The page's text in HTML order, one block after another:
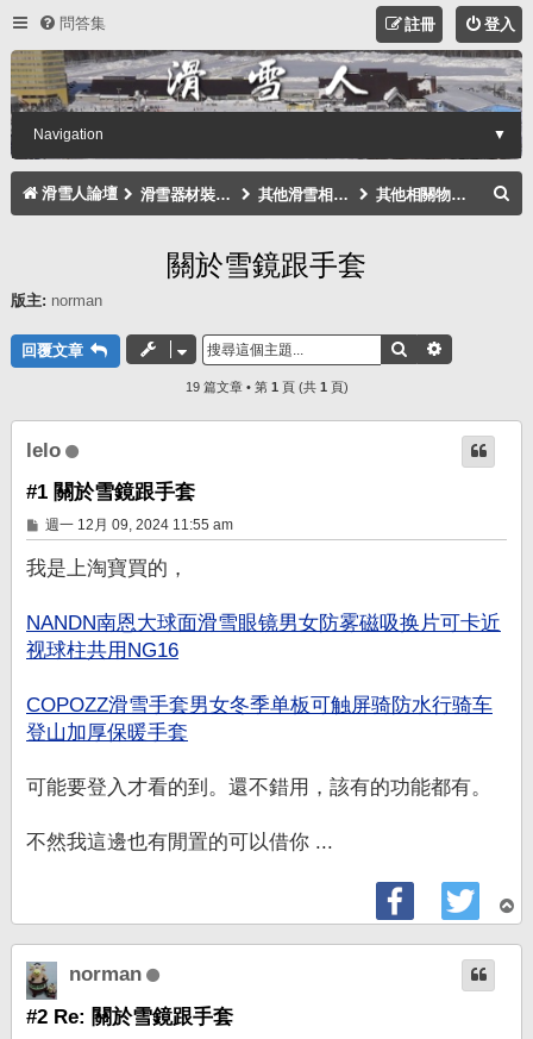
問答集 登入
註冊
Navigation ▼
滑雪人論壇 滑雪器材裝備討論區 其他滑雪相關物品 其他相關物品討論區
關於雪鏡跟手套
版主: norman
回覆文章 搜尋
19 篇文章 • 第 1 頁 (共 1 頁)
lelo
#1 關於雪鏡跟手套
文
章
週一 12月 09, 2024 11:55 am
我是上淘寶買的，
NANDN南恩大球面滑雪眼镜男女防雾磁吸换片可卡近
视球柱共用NG16
COPOZZ滑雪手套男女冬季单板可触屏骑防水行骑车
登山加厚保暖手套
可能要登入才看的到。還不錯用，該有的功能都有。
不然我這邊也有閒置的可以借你 ...
頂
端
norman
#2 Re: 關於雪鏡跟手套